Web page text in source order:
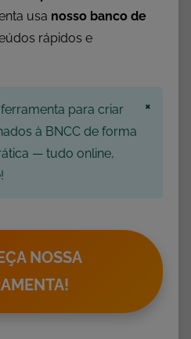
usa nosso banco de
rápidos e
para criar
à BNCC de forma
— tudo online,
×
NOSSA